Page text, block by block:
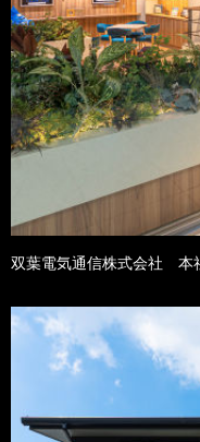
双葉電気通信株式会社 本